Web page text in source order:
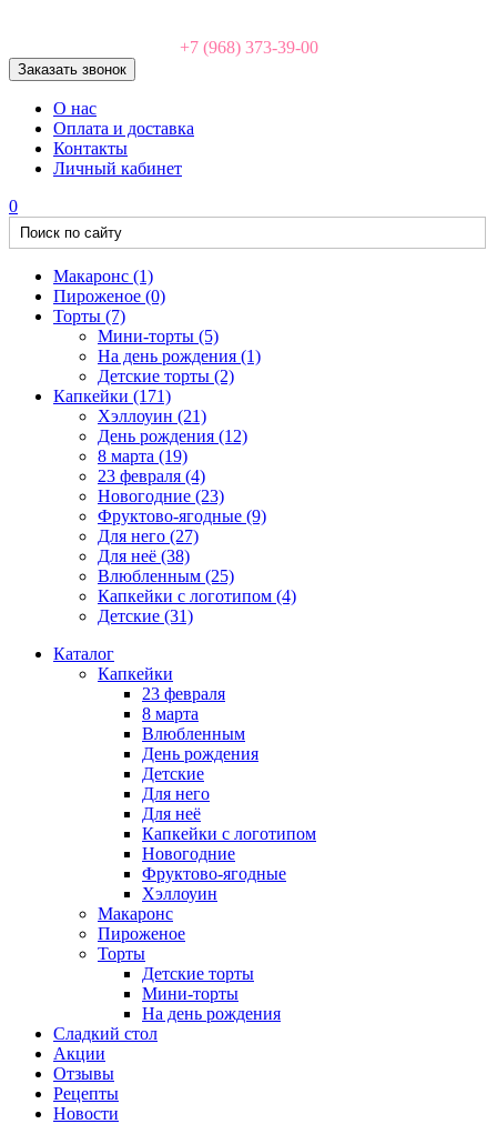
+7 (968) 373-39-00
Заказать звонок
О нас
Оплата и доставка
Контакты
Личный кабинет
0
Макаронс (1)
Пироженое (0)
Торты (7)
Мини-торты (5)
На день рождения (1)
Детские торты (2)
Капкейки (171)
Хэллоуин (21)
День рождения (12)
8 марта (19)
23 февраля (4)
Новогодние (23)
Фруктово-ягодные (9)
Для него (27)
Для неё (38)
Влюбленным (25)
Капкейки с логотипом (4)
Детские (31)
Каталог
Капкейки
23 февраля
8 марта
Влюбленным
День рождения
Детские
Для него
Для неё
Капкейки с логотипом
Новогодние
Фруктово-ягодные
Хэллоуин
Макаронс
Пироженое
Торты
Детские торты
Мини-торты
На день рождения
Сладкий стол
Акции
Отзывы
Рецепты
Новости